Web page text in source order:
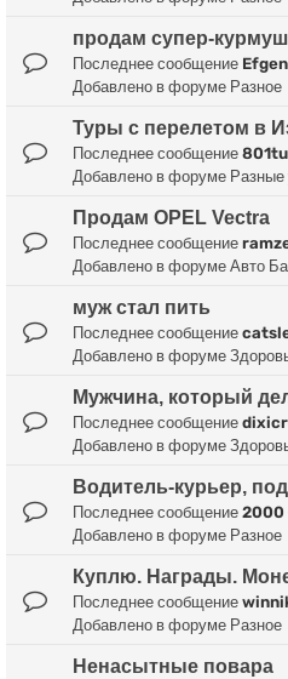
продам супер-
Последнее сообщение
Добавлено в форуме Разное
Туры с перелетом в
Последнее сообщение
Добавлено в форуме Разные
Продам OPEL Vectra
Последнее сообщение
Добавлено в форуме Авто
муж стал пить
Последнее сообщение
Добавлено в форуме
Мужчина, который
Последнее сообщение
Добавлено в форуме
Водитель-курьер,
Последнее сообщение 2000
Добавлено в форуме Разное
Куплю. Награды.
Последнее сообщение
Добавлено в форуме Разное
Ненасытные повара